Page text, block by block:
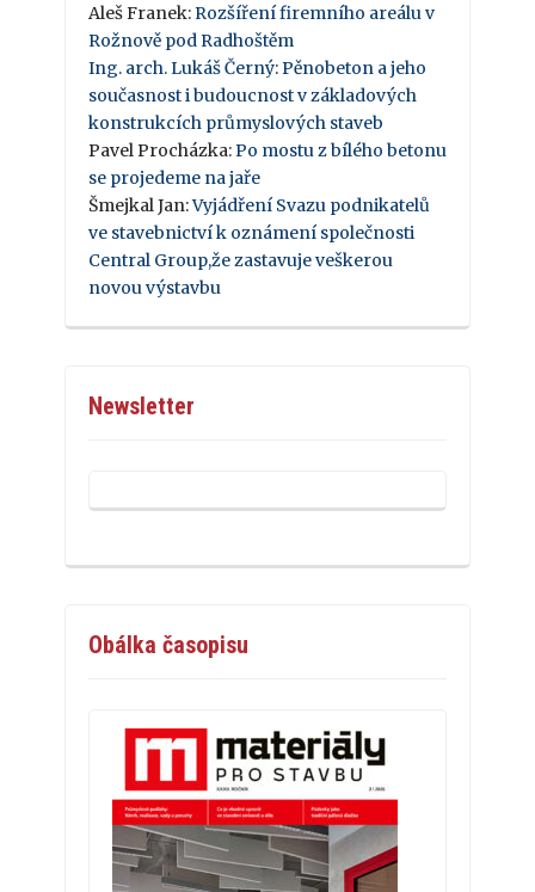
Aleš Franek: Rozšíření firemního areálu v
Rožnově pod Radhoštěm
Ing. arch. Lukáš Černý: Pěnobeton a jeho
současnost i budoucnost v základových
konstrukcích průmyslových staveb
Pavel Procházka: Po mostu z bílého betonu
se projedeme na jaře
Šmejkal Jan:Vyjádření Svazu podnikatelů
ve stavebnictví k oznámení společnosti
Central Group,že zastavuje veškerou
novou výstavbu
Newsletter
Obálka časopisu